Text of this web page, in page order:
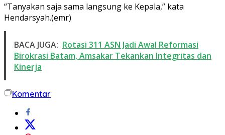
“Tanyakan saja sama langsung ke Kepala,” kata
Hendarsyah.(emr)
BACA JUGA: Rotasi 311 ASN Jadi Awal Reformasi
Birokrasi Batam, Amsakar Tekankan Integritas dan
Kinerja
Komentar